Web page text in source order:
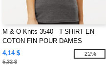
M & O Knits 3540 - T-SHIRT EN
COTON FIN POUR DAMES
4,14 $
5,32 $
-22%